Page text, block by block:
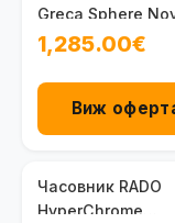
Greca Sphere
VE5L00426
1,285.00€
Виж
Часовник RADO
HyperChrome